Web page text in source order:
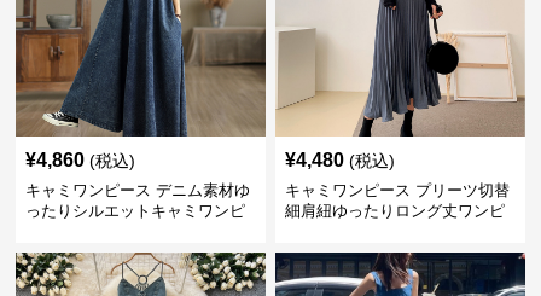
¥4,860 (税込)
キャミワンピース デニム素材ゆ
ったりシルエットキャミワンピ
¥4,480 (税込)
キャミワンピース プリーツ切替
細肩紐ゆったりロング丈ワンピ